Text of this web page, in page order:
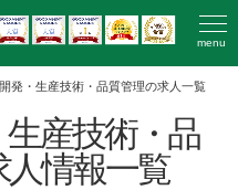
menu
発・生産技術・品質管理の求人一覧
産技術・品
情報一覧